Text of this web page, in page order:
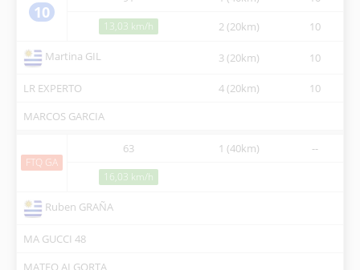
10
13,03 km/h 2 (20km) 10
Martina GIL 3 (20km) 10
LR EXPERTO 4 (20km) 10
MARCOS GARCIA
FTQ GA
63 1 (40km) --
16,03 km/h
Ruben GRAÑA
MA GUCCI 48
MATEO ALGORTA